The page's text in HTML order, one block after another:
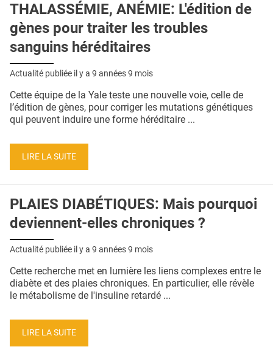
THALASSÉMIE, ANÉMIE: L'édition de
gènes pour traiter les troubles
sanguins héréditaires
Actualité publiée il y a 9 années 9 mois
Cette équipe de la Yale teste une nouvelle voie, celle de
l’édition de gènes, pour corriger les mutations génétiques
qui peuvent induire une forme héréditaire ...
LIRE LA SUITE
PLAIES DIABÉTIQUES: Mais pourquoi
deviennent-elles chroniques ?
Actualité publiée il y a 9 années 9 mois
Cette recherche met en lumière les liens complexes entre le
diabète et des plaies chroniques. En particulier, elle révèle
le métabolisme de l'insuline retardé ...
LIRE LA SUITE